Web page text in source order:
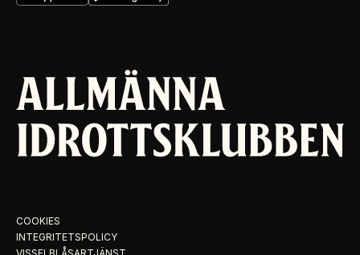
COOKIES
INTEGRITETSPOLICY